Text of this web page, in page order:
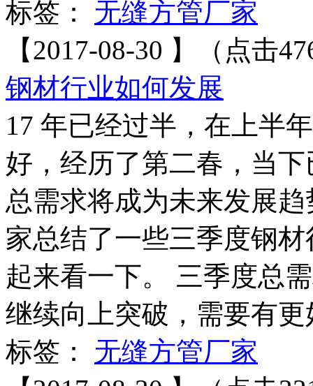
标签： 无缝方管厂家
【2017-08-30 】（点击
钢材行业如何发展
17 年已经过半，在上半
好，经历了第二春，当
总需求将成为未来发展
家总结了一些三季度钢
起来看一下。 三季度总
继续向上突破，需要有
标签： 无缝方管厂家